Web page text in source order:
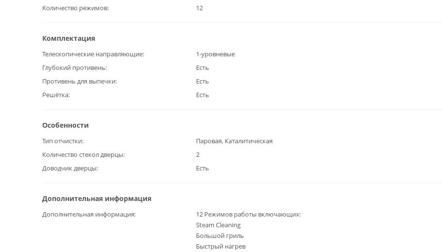
Количество режимов 12
Комплектация
Телескопические направляющие
1-уровневые
Глубокий противень
Есть
Противень для выпечки
Есть
Решётка
Есть
Особенности
Тип отчистки
Паровая, Каталитическая
Количество стекол дверцы
2
Доводчик дверцы
Есть
Дополнительная информация
Дополнительная информация
12 Режимов работы включающих:
Steam Сleaning
Большой гриль
Быстрый нагрев